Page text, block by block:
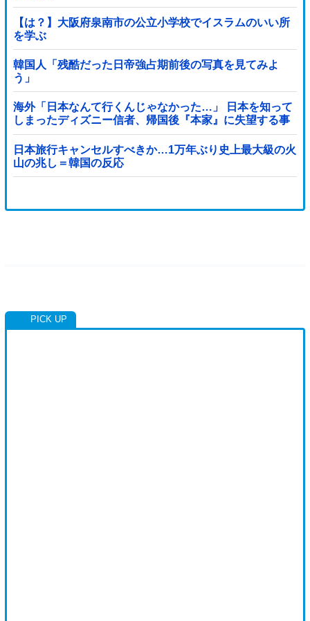
【は？】大阪府泉南市の公立小学校でイスラムのいい所
を学ぶ
韓国人「残酷だった日帝強占期前後の写真を見てみよ
う」
海外「日本なんて行くんじゃなかった…」 日本を知って
しまったディズニー信者、帰国後『本家』に失望する事
態に
日本旅行キャンセルすべきか…1万年ぶり史上最大級の火
山の兆し＝韓国の反応